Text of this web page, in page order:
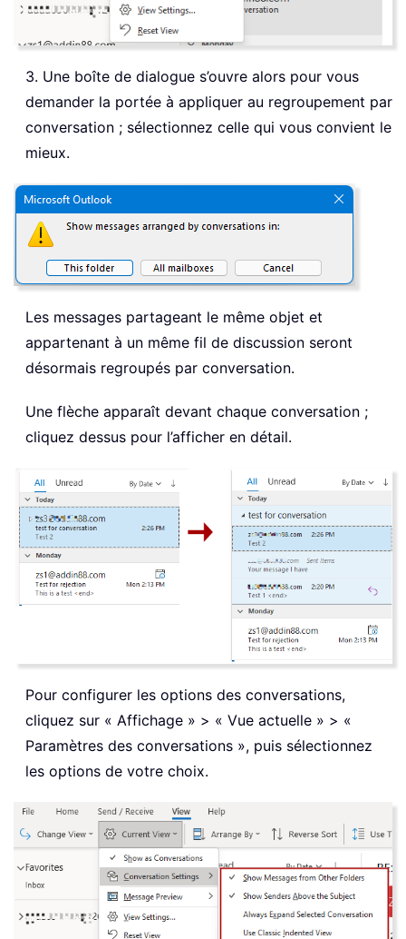
3. Une boîte de dialogue s’ouvre alors pour vous
demander la portée à appliquer au regroupement par
conversation ; sélectionnez celle qui vous convient le
mieux.
Les messages partageant le même objet et
appartenant à un même fil de discussion seront
désormais regroupés par conversation.
Une flèche apparaît devant chaque conversation ;
cliquez dessus pour l’afficher en détail.
Pour configurer les options des conversations,
cliquez sur « Affichage » > « Vue actuelle » > «
Paramètres des conversations », puis sélectionnez
les options de votre choix.